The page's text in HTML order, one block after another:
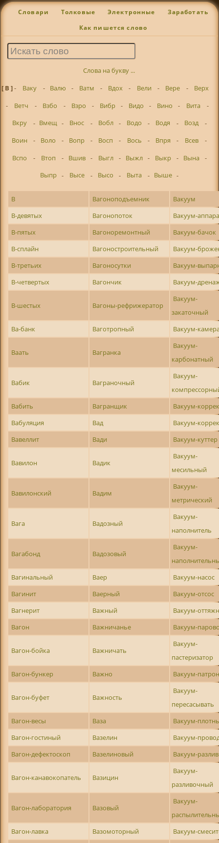
Словари Толковые Электронные Заработать
Как пишется слово
Слова на букву ...
[ В ]- Ваку - Валю - Ватм - Вдох - Вели - Вере -
Верх
-
Ветч - Взбо - Взро - Вибр - Видо - Вино - Вита
-
Вкру
- Вмещ - Внос - Вобл - Водо - Водя - Возд
-
Воин
- Воло - Вопр - Восп - Вось - Впря - Всев
-
Вспо
- Втоп - Вшив - Выгл - Выжл - Выкр - Вына
-
Выпр - Высе - Высо - Выта - Выше -
В Вагоноподъемник
Вакуум
В-девятых
Вагонопоток
Вакуум-
В-пятых
Вагоноремонтный
Вакуум-бачок
В-сплайн
Вагоностроительный
Вакуум-
В-третьих
Вагоносутки
Вакуум-
В-четвертых
Вагончик Вакуум-
В-шестых Вагоны-рефрижератор
Вакуум-
закаточный
Ва-банк
Ваготропный Вакуум-
Ваать Вагранка
Вакуум-
карбонатный
Вабик Ваграночный
Вакуум-
Вабить
Вагранщик
Вакуум-
Вабуляция
Вад
Вакуум-
Вавеллит
Вади Вакуум-куттер
Вавилон Вадик
Вакуум-
месильный
Вавилонский Вадим
Вакуум-
метрический
Вага Вадозный
Вакуум-
наполнитель
Вагабонд Вадозовый
Вакуум-
Вагинальный
Ваер
Вакуум-насос
Вагинит
Ваерный
Вакуум-отсос
Вагнерит
Важный
Вакуум-
Вагон
Важничанье Вакуум-
Вагон-бойка Важничать
Вакуум-
пастеризатор
Вагон-бункер
Важно Вакуум-
Вагон-буфет Важность
Вакуум-
пересасывать
Вагон-весы
Ваза
Вакуум-
Вагон-гостиный
Вазелин
Вакуум-
Вагон-дефектоскоп
Вазелиновый Вакуум-
Вагон-канавокопатель Вазицин
Вакуум-
разливочный
Вагон-лаборатория Вазовый
Вакуум-
Вагон-лавка
Вазомоторный Вакуум-